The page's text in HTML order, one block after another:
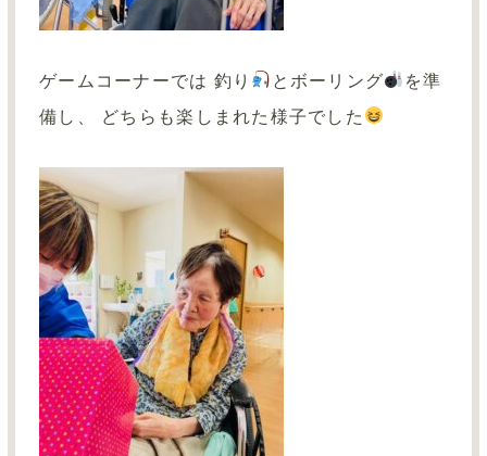
ゲームコーナーでは 釣り とボーリング
を準
備し、 どちらも楽しまれた様子でした